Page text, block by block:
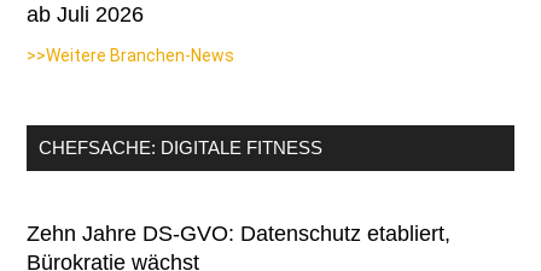
ab Juli 2026
>>Weitere Branchen-News
CHEFSACHE: DIGITALE FITNESS
Zehn Jahre DS-GVO: Datenschutz etabliert,
Bürokratie wächst